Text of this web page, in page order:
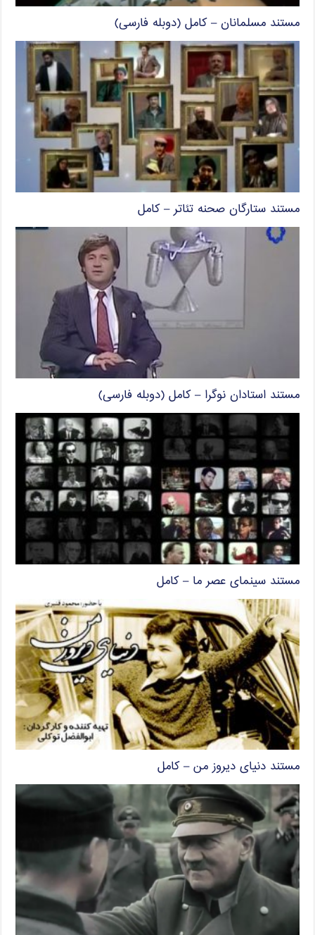
مستند مسلمانان – کامل (دوبله فارسی)
مستند ستارگان صحنه تئاتر – کامل
مستند استادان نوگرا – کامل (دوبله فارسی)
مستند سینمای عصر ما – کامل
مستند دنیای دیروز من – کامل